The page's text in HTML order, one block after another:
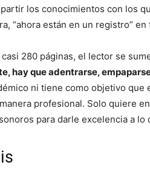
los conocimientos con los
“ahora están en un registro”
280 páginas, el lector se
hay que adentrarse,
ni tiene como objetivo
profesional. Solo quiere
para darle excelencia a lo